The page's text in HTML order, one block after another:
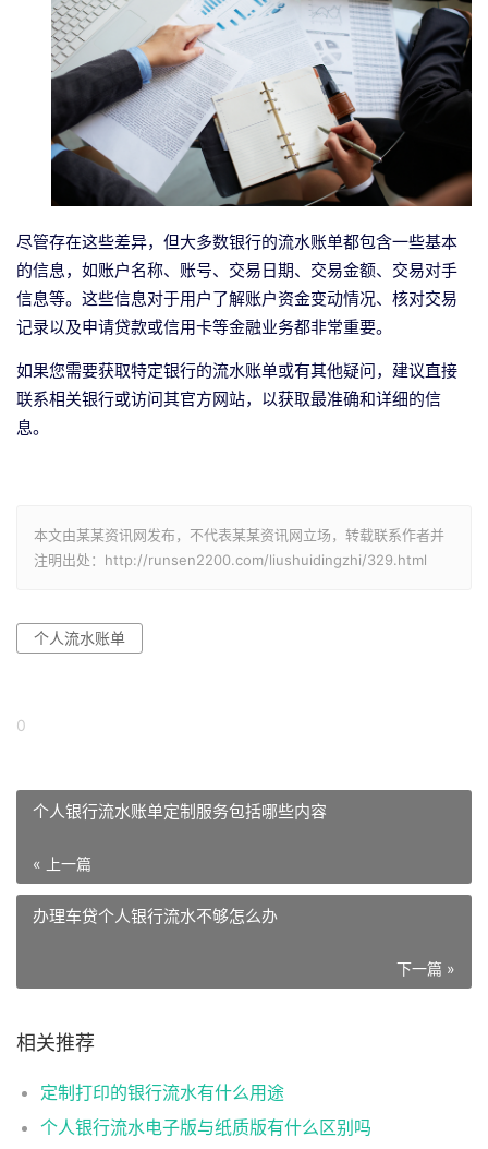
尽管存在这些差异，但大多数银行的流水账单都包含一些基本
的信息，如账户名称、账号、交易日期、交易金额、交易对手
信息等。这些信息对于用户了解账户资金变动情况、核对交易
记录以及申请贷款或信用卡等金融业务都非常重要。
如果您需要获取特定银行的流水账单或有其他疑问，建议直接
联系相关银行或访问其官方网站，以获取最准确和详细的信
息。
本文由某某资讯网发布，不代表某某资讯网立场，转载联系作者并
注明出处：http://runsen2200.com/liushuidingzhi/329.html
个人流水账单
0
个人银行流水账单定制服务包括哪些内容
« 上一篇
办理车贷个人银行流水不够怎么办
下一篇 »
相关推荐
定制打印的银行流水有什么用途
个人银行流水电子版与纸质版有什么区别吗